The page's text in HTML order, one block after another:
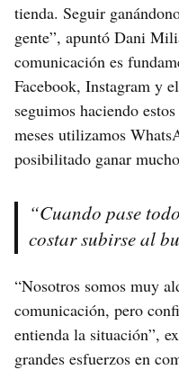
tienda. Seguir
gente”, apuntó Dani
comunicación es
Facebook, Instagram y
seguimos haciendo
meses utilizamos
posibilitado ganar
“Cuando pase
costar subirse al
“Nosotros somos muy
comunicación, pero
entienda la situación”,
grandes esfuerzos en